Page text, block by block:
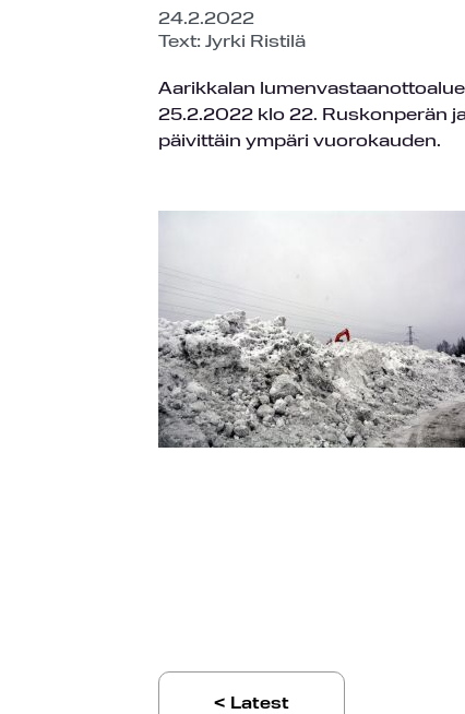
24.2.2022
Text: Jyrki Ristilä
Aarikkalan
25.2.2022 klo 22. Ruskonperän
päivittäin ympäri vuorokauden.
< Latest